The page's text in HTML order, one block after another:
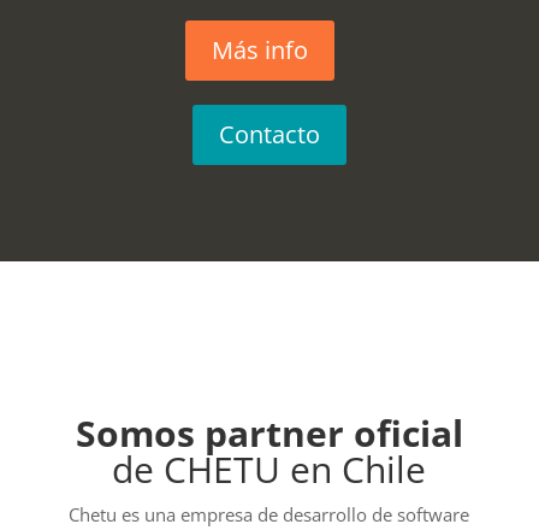
Más info
Contacto
Somos partner oficial
de CHETU en Chile
Chetu es una empresa de desarrollo de software